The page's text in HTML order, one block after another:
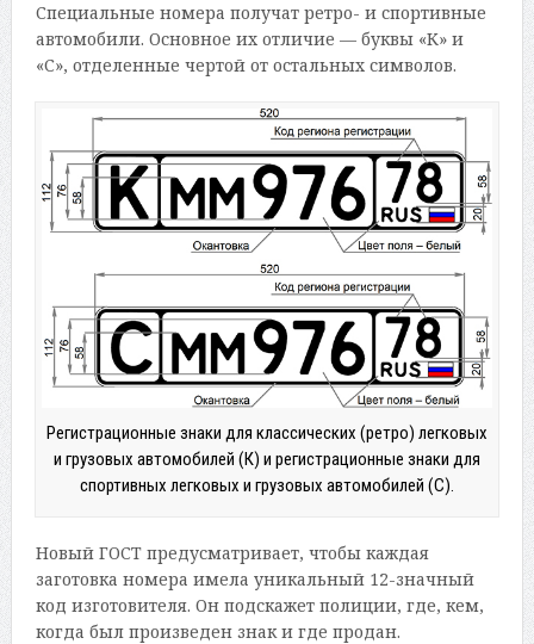
Специальные номера получат ретро- и спортивные
автомобили. Основное их отличие — буквы «К» и
«С», отделенные чертой от остальных символов.
Регистрационные знаки для классических (ретро) легковых
и грузовых автомобилей (К) и регистрационные знаки для
спортивных легковых и грузовых автомобилей (С).
Новый ГОСТ предусматривает, чтобы каждая
заготовка номера имела уникальный 12-значный
код изготовителя. Он подскажет полиции, где, кем,
когда был произведен знак и где продан.